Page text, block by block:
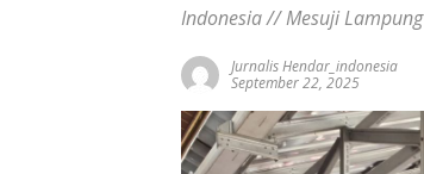
Indonesia // Mesuji Lampung
Jurnalis Hendar_indonesia
September 22, 2025